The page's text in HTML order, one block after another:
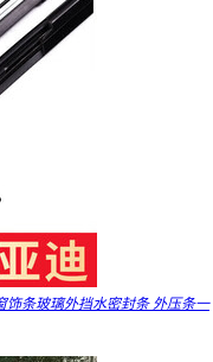
饰条玻璃外挡水密封条 外压条一